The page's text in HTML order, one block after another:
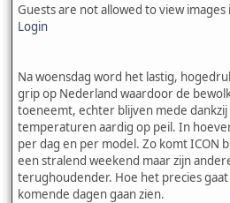
Guests are not allowed to view images
Login
Na woensdag word het lastig,
grip op Nederland waardoor de
toeneemt, echter blijven mede
temperaturen aardig op peil. In
per dag en per model. Zo komt ICON
een stralend weekend maar zijn
terughoudender. Hoe het precies
komende dagen gaan zien.